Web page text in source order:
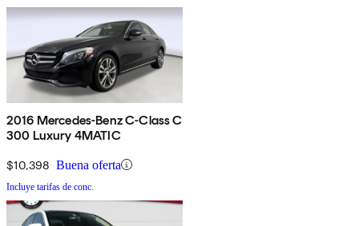
2016 Mercedes-Benz C-Class C
300 Luxury 4MATIC
$10,398 Buena oferta
Incluye tarifas de conc.